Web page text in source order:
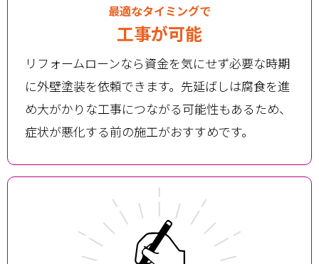
最適なタイミングで
工事が可能
リフォームローンなら資金を気にせず必要な時期
に外壁塗装を依頼できます。先延ばしは腐食を進
め大がかりな工事につながる可能性もあるため、
症状が悪化する前の施工がおすすめです。